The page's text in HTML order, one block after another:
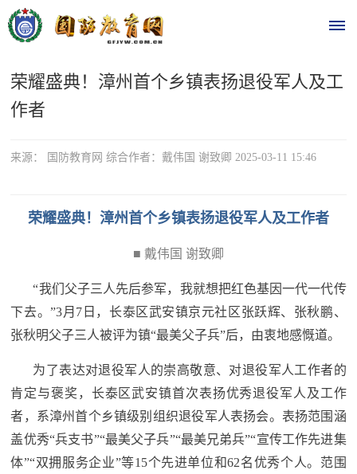
首
时
要
要
热
点
踪
热
点
追
国
防
荣耀盛典！漳州首个乡镇表扬退役军人及工
作者
来源： 国防教育网 综合作者：戴伟国 谢致卿 2025-03-11 15:46
荣耀盛典！漳州首个乡镇表扬退役军人及工作者
■ 戴伟国 谢致卿
“我们父子三人先后参军，我就想把红色基因一代一代传
下去。”3月7日，长泰区武安镇京元社区张跃辉、张秋鹏、
张秋明父子三人被评为镇“最美父子兵”后，由衷地感慨道。
为了表达对退役军人的崇高敬意、对退役军人工作者的
肯定与褒奖，长泰区武安镇首次表扬优秀退役军人及工作
者，系漳州首个乡镇级别组织退役军人表扬会。表扬范围涵
盖优秀“兵支书”“最美父子兵”“最美兄弟兵”“宣传工作先进集
体”“双拥服务企业”等15个先进单位和62名优秀个人。范围